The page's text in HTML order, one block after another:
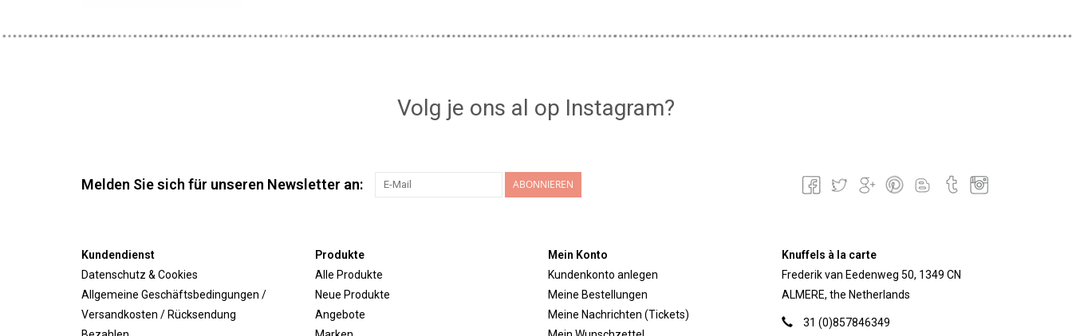
Volg je ons al op Instagram?
Melden Sie sich für unseren Newsletter an: ABONNIEREN
Kundendienst
Datenschutz & Cookies
Allgemeine Geschäftsbedingungen /
Versandkosten / Rücksendung
Produkte
Alle Produkte
Neue Produkte
Angebote
Mein Konto
Kundenkonto anlegen
Meine Bestellungen
Meine Nachrichten (Tickets)
Knuffels à la carte
Frederik van Eedenweg 50, 1349 CN
ALMERE, the Netherlands
31 (0)857846349